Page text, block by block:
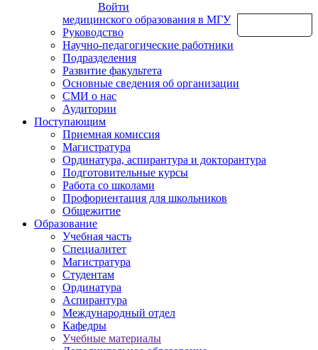
Войти
медицинского образования в МГУ
Руководство
Научно-педагогические работники
Подразделения
Развитие факультета
Основные сведения об организации
СМИ о нас
Аудитории
Поступающим
Приемная комиссия
Магистратура
Ординатура, аспирантура и докторантура
Подготовительные курсы
Работа со школами
Профориентация для школьников
Общежитие
Образование
Учебная часть
Специалитет
Магистратура
Студентам
Ординатура
Аспирантура
Международный отдел
Кафедры
Учебные материалы